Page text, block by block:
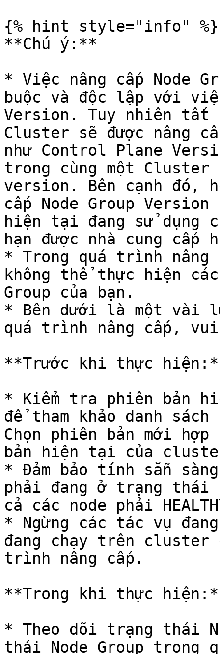
{% hint style="info" %}
**Chú ý:**
* Việc nâng cấp Node
buộc và độc lập với
Version. Tuy nhiên tất
Cluster sẽ được nâng
như Control Plane
trong cùng một Cluster
version. Bên cạnh đó,
cấp Node Group
hiện tại đang sử dụng
hạn được nhà cung cấp
* Trong quá trình nâng
không thể thực hiện
Group của bạn.
* Bên dưới là một vài
quá trình nâng cấp,
**Trước khi thực
* Kiểm tra phiên bản
để tham khảo danh
Chọn phiên bản mới
bản hiện tại của
* Đảm bảo tính sẵn sàng
phải đang ở trạng thái
cả các node phải
* Ngừng các tác vụ
đang chạy trên cluster
trình nâng cấp.
**Trong khi thực
* Theo dõi trạng thái
thái Node Group trong